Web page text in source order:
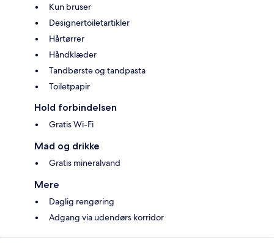
Kun bruser
Designertoiletartikler
Hårtørrer
Håndklæder
Tandbørste og tandpasta
Toiletpapir
Hold forbindelsen
Gratis Wi-Fi
Mad og drikke
Gratis mineralvand
Mere
Daglig rengøring
Adgang via udendørs korridor